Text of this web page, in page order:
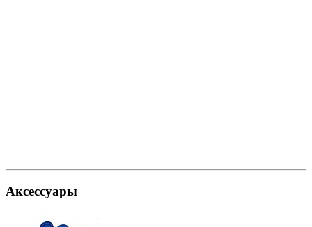
Аксессуары